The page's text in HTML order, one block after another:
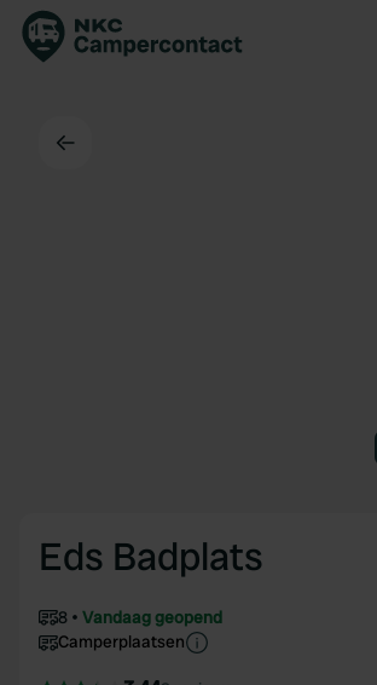
Eds Badplats
8
Vandaag geopend
Camperplaatsen